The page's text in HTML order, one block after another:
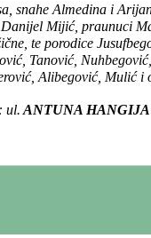
snahe Almedina i
Mijić, praunuci
te porodice
Tanović,
Alibegović, Mulić
ul. ANTUNA HANGIJA